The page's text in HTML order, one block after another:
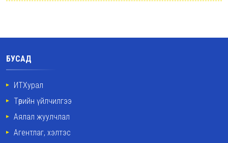
БУСАД
ИТХурал
Төрийн үйлчилгээ
Аялал жуулчлал
Агентлаг, хэлтэс